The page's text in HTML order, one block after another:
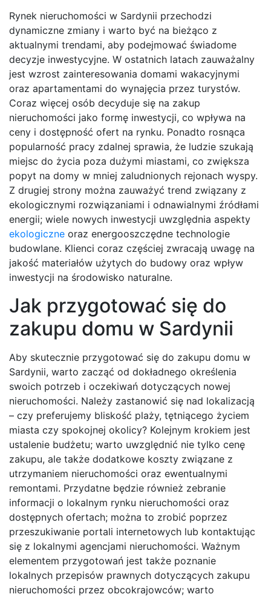
Rynek nieruchomości w Sardynii przechodzi
dynamiczne zmiany i warto być na bieżąco z
aktualnymi trendami, aby podejmować świadome
decyzje inwestycyjne. W ostatnich latach zauważalny
jest wzrost zainteresowania domami wakacyjnymi
oraz apartamentami do wynajęcia przez turystów.
Coraz więcej osób decyduje się na zakup
nieruchomości jako formę inwestycji, co wpływa na
ceny i dostępność ofert na rynku. Ponadto rosnąca
popularność pracy zdalnej sprawia, że ludzie szukają
miejsc do życia poza dużymi miastami, co zwiększa
popyt na domy w mniej zaludnionych rejonach wyspy.
Z drugiej strony można zauważyć trend związany z
ekologicznymi rozwiązaniami i odnawialnymi źródłami
energii; wiele nowych inwestycji uwzględnia aspekty
ekologiczne oraz energooszczędne technologie
budowlane. Klienci coraz częściej zwracają uwagę na
jakość materiałów użytych do budowy oraz wpływ
inwestycji na środowisko naturalne.
Jak przygotować się do
zakupu domu w Sardynii
Aby skutecznie przygotować się do zakupu domu w
Sardynii, warto zacząć od dokładnego określenia
swoich potrzeb i oczekiwań dotyczących nowej
nieruchomości. Należy zastanowić się nad lokalizacją
– czy preferujemy bliskość plaży, tętniącego życiem
miasta czy spokojnej okolicy? Kolejnym krokiem jest
ustalenie budżetu; warto uwzględnić nie tylko cenę
zakupu, ale także dodatkowe koszty związane z
utrzymaniem nieruchomości oraz ewentualnymi
remontami. Przydatne będzie również zebranie
informacji o lokalnym rynku nieruchomości oraz
dostępnych ofertach; można to zrobić poprzez
przeszukiwanie portali internetowych lub kontaktując
się z lokalnymi agencjami nieruchomości. Ważnym
elementem przygotowań jest także poznanie
lokalnych przepisów prawnych dotyczących zakupu
nieruchomości przez obcokrajowców; warto